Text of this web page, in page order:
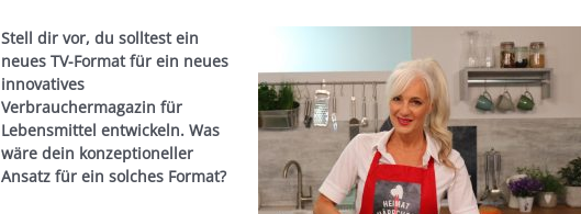
Stell dir vor, du solltest ein
neues TV-Format für ein neues
innovatives
Verbrauchermagazin für
Lebensmittel entwickeln. Was
wäre dein konzeptioneller
Ansatz für ein solches Format?